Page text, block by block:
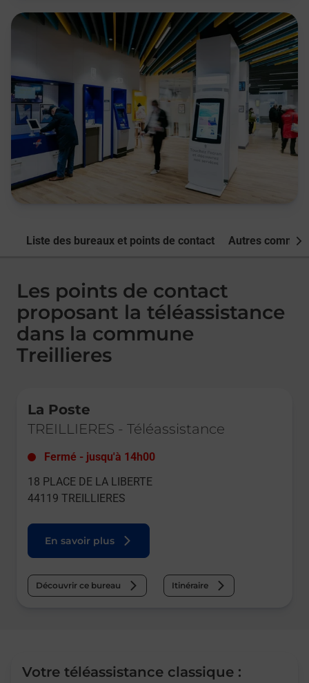
Liste des bureaux et points de contact Autres
Les points de contact
proposant la téléassistance
dans la commune
Treillieres
La Poste
TREILLIERES - Téléassistance
Fermé - jusqu'à 14h00
18 PLACE DE LA LIBERTE
44119 TREILLIERES
En savoir plus
Découvrir ce bureau Itinéraire
Votre téléassistance classique :